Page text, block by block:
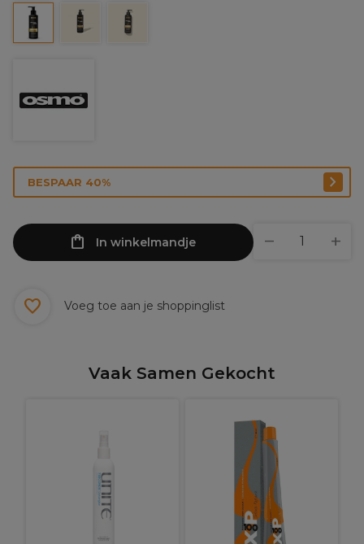
BESPAAR 40%
In winkelmandje
Voeg toe aan je shoppinglist
Vaak Samen Gekocht